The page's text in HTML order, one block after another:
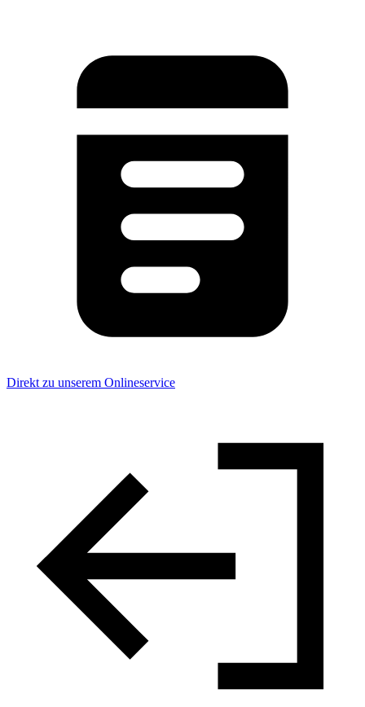
Direkt zu unserem Onlineservice